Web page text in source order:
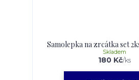
Samolepka na zrcátka set
180 Kč/ks
Skladem